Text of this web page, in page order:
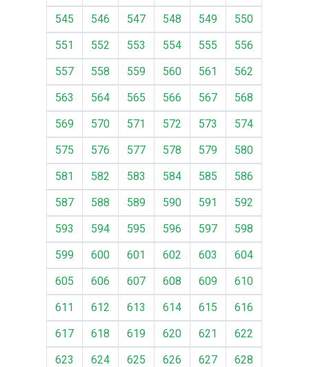
545
546 547 548 549
550
551
552 553 554 555
556
557
558 559 560 561
562
563
564 565 566 567
568
569
570 571 572 573
574
575
576 577 578 579
580
581
582 583 584 585
586
587
588 589 590 591
592
593
594 595 596 597
598
599
600 601 602 603
604
605
606 607 608 609
610
611
612 613 614 615
616
617
618 619 620 621
622
623
624 625 626 627
628